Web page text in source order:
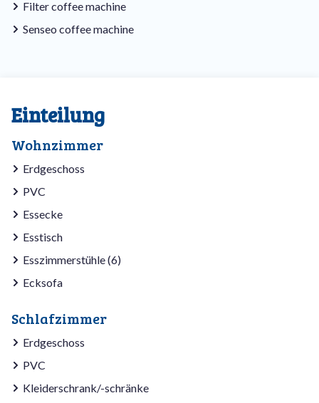
Filter coffee machine
Senseo coffee machine
Einteilung
Wohnzimmer
Erdgeschoss
PVC
Essecke
Esstisch
Esszimmerstühle (6)
Ecksofa
Schlafzimmer
Erdgeschoss
PVC
Kleiderschrank/-schränke